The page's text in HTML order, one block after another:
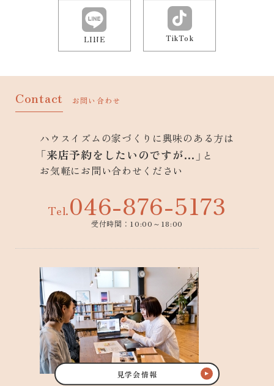
LINE TikTok
Contact お問い合わせ
ハウスイズムの家づくりに興味のある方は
「来店予約をしたいのですが…」 と
お気軽にお問い合わせください
Tel.046-876-5173
受付時間：10:00～18:00
見学会情報